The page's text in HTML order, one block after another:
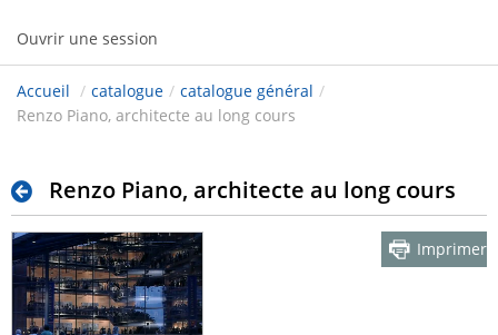
Ouvrir une session
Accueil / catalogue / catalogue général /
Renzo Piano, architecte au long cours
Renzo Piano, architecte au long cours
Imprimer